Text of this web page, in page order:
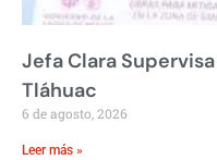
Jefa Clara
Tláhuac
6 de agosto, 2026
Leer más »